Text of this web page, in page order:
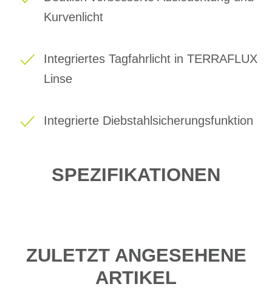
Kurvenlicht
Integriertes Tagfahrlicht in TERRAFLUX
Linse
Integrierte Diebstahlsicherungsfunktion
SPEZIFIKATIONEN
ZULETZT ANGESEHENE
ARTIKEL